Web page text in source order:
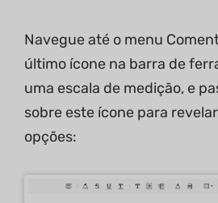
Navegue até o menu
último ícone na barra de
uma escala de medição, e
sobre este ícone para
opções: